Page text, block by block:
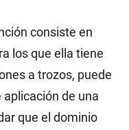
consiste en
los que ella tiene
a trozos, puede
de una
que el dominio